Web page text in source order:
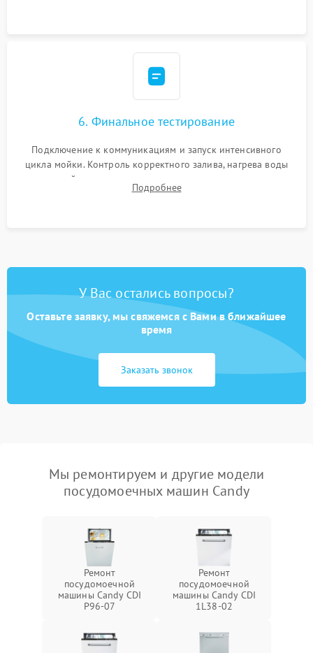
6. Финальное тестирование
Подключение к коммуникациям и запуск интенсивного
цикла мойки. Контроль корректного залива, нагрева воды
до нужной температуры, отсутствия посторонних шумов,
штатного слива и абсолютной сухости в поддоне.
Подробнее
У Вас остались вопросы?
Оставьте заявку, мы свяжемся с Вами в ближайшее
время
Заказать звонок
Мы ремонтируем и другие модели
посудомоечных машин Candy
Ремонт
посудомоечной
машины Candy CDI
P96-07
Ремонт
посудомоечной
машины Candy CDI
1L38-02